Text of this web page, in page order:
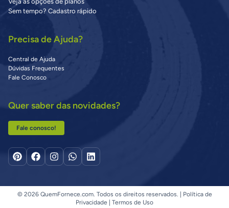
Sem tempo? Cadastro rápido
Precisa de Ajuda?
Central de Ajuda
Dúvidas Frequentes
Fale Conosco
Quer saber das novidades?
Fale conosco!
© 2026 QuemFornece.com. Todos os direitos reservados. |
Política de
Privacidade
Termos de Uso